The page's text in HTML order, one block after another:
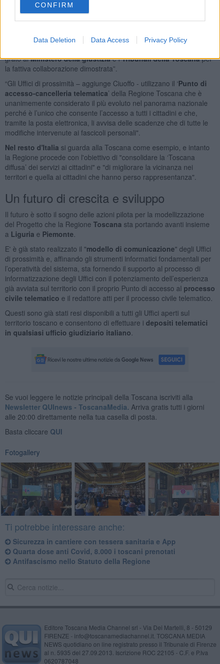
CONFIRM
Data Deletion Data Access Privacy Policy
"In meno di 4 anni ne abbiamo dunque attivati 9, e ben 19 sono
quelli in fase di approntamento o di apertura. Il lorogradimento
un lavoro importante e una scelta giusta quella compiuta da tante
grato alMinistero della giustiziae iTribunali della Toscanaper
la fattiva collaborazione dimostrata”.
“Gli Uffici di prossimità – aggiunge Ciuoffo - utilizzano il ‘Punto di
accesso-cancelleria telematica’ della Regione Toscana che è
unanimemente considerato il più evoluto nel panorama nazionale
perché è l’unico che consente l’accesso a tutti i cittadini e che,
tramite la posta elettronica, li avvisa delle scadenze che di tutte le
modifiche intervenute ai fascicoli personali".
Nel resto d'Italia si guarda alla Toscana come esempio, e intanto
la Regione procede con l'obiettivo di "consolidare la ‘Toscana
diffusa’ dei servizi ai cittadini" e "di migliorare la vicinanza nei
territori e quella ai cittadini che hanno perso rappresentanza".
Un futuro di crescita e sviluppo
Il futuro è sotto il sogno delle azioni pilota per la modellizzazione
del Progetto che la Regione Toscana sta portando avanti insieme
a Liguria e Piemonte
E' è già stato realizzato il "modello di comunicazione" degli Uffici
di prossimità e, affinando gli strumenti informatici fondamentali per
l’operatività del sistema, sta fornendo il supporto al processo di
informatizzazione degli Uffici con il potenziamento dell’esperienza
già avviata sul territorio con il proprio Punto di accesso al processo
civile telematico e il redattore atti per il processo civile telematico.
Questi sono già stati resi disponibili a tutti gli Uffici aperti sul
territorio toscano e consentono di effettuare i depositi telematici
in qualsiasi ufficio giudiziario italiano
Se vuoi leggere le notizie principali della Toscana iscriviti alla
Newsletter QUInews - ToscanaMedia. Arriva gratis tutti i giorni
alle 20:00 direttamente nella tua casella di posta.
Basta cliccare QUI
Fotogallery
Ti potrebbe interessare anche:
​Sicurezza in cantiere con tessera sanitaria e App
Quarta dose anti Covid, 8.000 i toscani prenotati
​Antifascismo nello Statuto della Regione
Editore Toscana Media Channel srl - Via Dei Martelli, 8 - 50129
FIRENZE - info@toscanamediachannel.it. TOSCANA MEDIA
NEWS quotidiano on line registrato presso il Tribunale di Firenze
al n. 5935 del 27.09.2013. Iscrizione ROC 22105 - C.F. e P.Iva
0620787048